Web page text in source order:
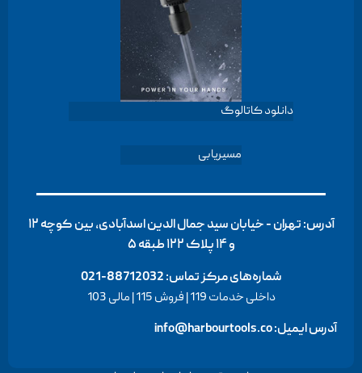
دانلود کاتالوگ
مسیریابی
آدرس: تهران - خیابان سید جمال الدین اسدآبادی، بین کوچه ۱۲
و ۱۴ پلاک ۱۲۲ طبقه ۵
شماره‌های مرکز تماس:88712032-021
داخلی خدمات 119 | فروش 115 | مالی 103
آدرس ایمیل: info@harbourtools.co